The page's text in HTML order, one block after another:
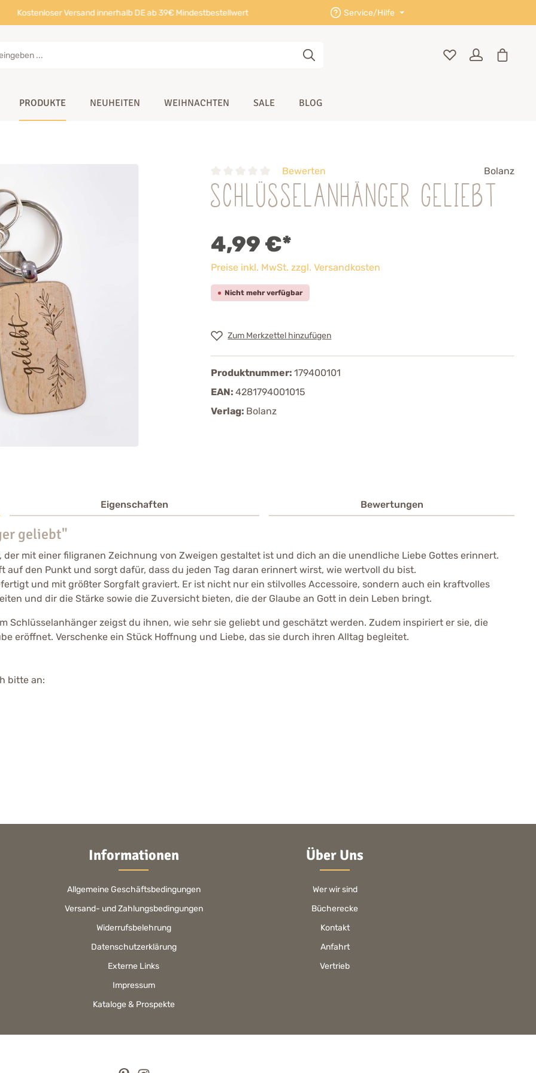
Kostenloser Versand innerhalb DE ab 39€ Mindestbestellwert Service/Hilfe
PRODUKTE NEUHEITEN WEIHNACHTEN SALE BLOG
Bewerten Bolanz
Schlüsselanhänger geliebt
4,99 €*
Preise inkl. MwSt. zzgl. Versandkosten
Nicht mehr verfügbar
Zum Merkzettel hinzufügen
Produktnummer:179400101
EAN:4281794001015
Verlag: Bolanz
Eigenschaften Bewertungen
geliebt"
mit einer filigranen Zeichnung von Zweigen gestaltet ist und dich an die unendliche Liebe Gottes erinnert.
den Punkt und sorgt dafür, dass du jeden Tag daran erinnert wirst, wie wertvoll du bist.
und mit größter Sorgfalt graviert. Er ist nicht nur ein stilvolles Accessoire, sondern auch ein kraftvolles
und dir die Stärke sowie die Zuversicht bieten, die der Glaube an Gott in dein Leben bringt.
Schlüsselanhänger zeigst du ihnen, wie sehr sie geliebt und geschätzt werden. Zudem inspiriert er sie, die
eröffnet. Verschenke ein Stück Hoffnung und Liebe, das sie durch ihren Alltag begleitet.
bitte an:
Informationen
Allgemeine Geschäftsbedingungen
Versand- und Zahlungsbedingungen
Widerrufsbelehrung
Datenschutzerklärung
Externe Links
Impressum
Kataloge & Prospekte
Über Uns
Wer wir sind
Bücherecke
Kontakt
Anfahrt
Vertrieb